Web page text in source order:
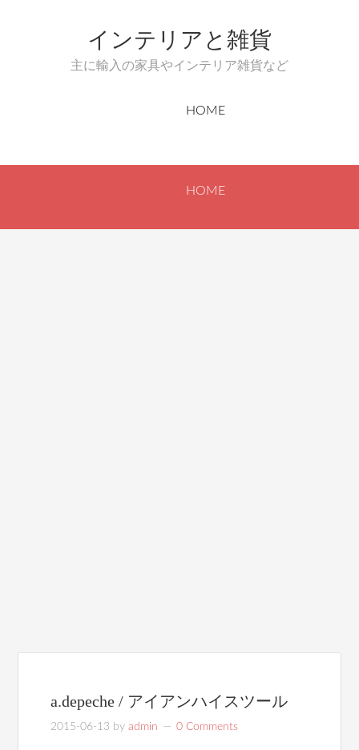
インテリアと雑貨
主に輸入の家具やインテリア雑貨など
HOME
HOME
a.depeche / アイアンハイスツール
2015-06-13 byadmin 0 Comments